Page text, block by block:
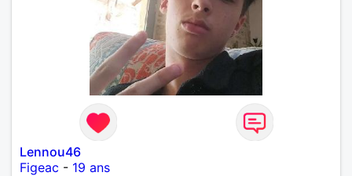
Lennou46
Figeac - 19 ans